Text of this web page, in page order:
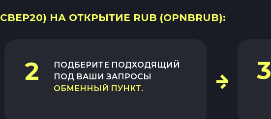
НА ОТКРЫТИЕ RUB (OPNBRUB):
2
ПОДБЕРИТЕ ПОДХОДЯЩИЙ
ПОД ВАШИ ЗАПРОСЫ
ОБМЕННЫЙ ПУНКТ.
3